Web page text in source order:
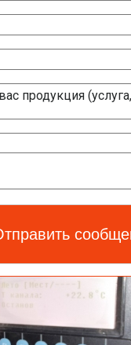
продукция